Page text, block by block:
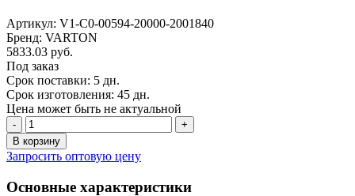
Артикул: V1-C0-00594-20000-2001840
Бренд: VARTON
5833.03 руб.
Под заказ
Срок поставки: 5 дн.
Срок изготовления: 45 дн.
Цена может быть не актуальной
-
+
В корзину
Запросить оптовую цену
Основные характеристики